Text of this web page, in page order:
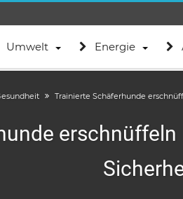
Umwelt Energie
Trainierte Schäferhunde